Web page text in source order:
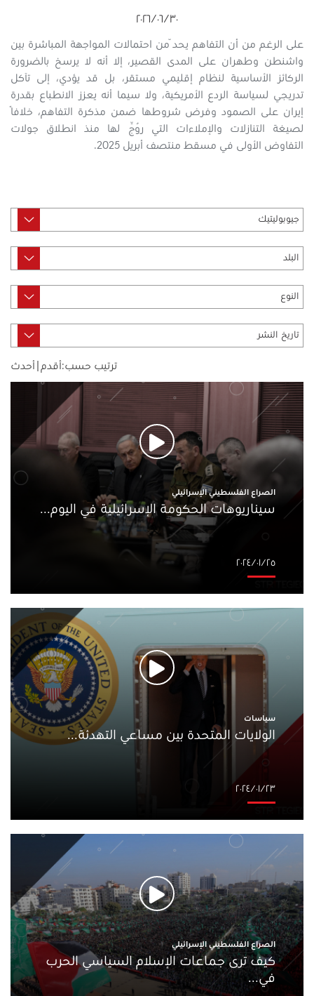
٣٠‏/٠٦‏/٢٠٢٦
على الرغم من أن التفاهم يحدّ من احتمالات المواجهة المباشرة بين
واشنطن وطهران على المدى القصير، إلا أنه لا يرسخ بالضرورة
الركائز الأساسية لنظام إقليمي مستقر، بل قد يؤدي، إلى تآكل
تدريجي لسياسة الردع الأمريكية، ولا سيما أنه يعزز الانطباع بقدرة
إيران على الصمود وفرض شروطها ضمن مذكرة التفاهم، خلافًا
لصيغة التنازلات والإملاءات التي رُوِّج لها منذ انطلاق جولات
التفاوض الأولى في مسقط منتصف أبريل 2025.
ترتيب حسب: أقدم أحدث
الصراع الفلسطيني الإسرائيلي
سيناريوهات الحكومة الإسرائيلية في اليوم...
٢٥‏/٠١‏/٢٠٢٤
سياسات
الولايات المتحدة بين مساعي التهدئة...
٢٣‏/٠١‏/٢٠٢٤
الصراع الفلسطيني الإسرائيلي
كيف ترى جماعات الإسلام السياسي الحرب
في...